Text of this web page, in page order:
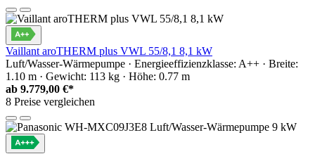
Vaillant aroTHERM plus VWL 55/8,1 8,1 kW
Luft/Wasser-Wärmepumpe · Energieeffizienzklasse: A++ · Breite:
1.10 m · Gewicht: 113 kg · Höhe: 0.77 m
ab 9.779,00 €*
8 Preise vergleichen